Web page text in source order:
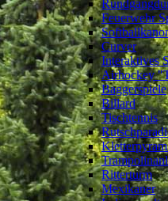
Rundgang
Feuerwehr
Curver
Interaktives
Airhockey
Baggerspiele
Billard
Tischtennis
Ritterturm
Mexikaner